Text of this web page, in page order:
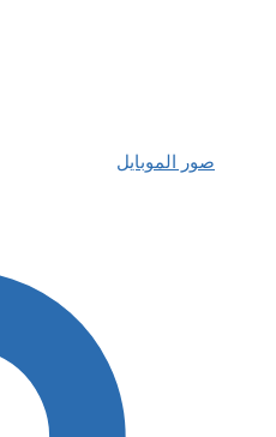
صور الموبايل